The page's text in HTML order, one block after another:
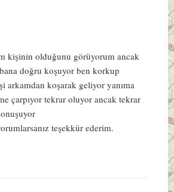
kişinin olduğunu görüyorum ancak
doğru koşuyor ben korkup
arkamdan koşarak geliyor yanıma
çarpıyor tekrar oluyor ancak tekrar
teşekkür ederim.